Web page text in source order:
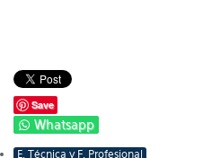
Save
Whatsapp
E. Técnica y F. Profesional